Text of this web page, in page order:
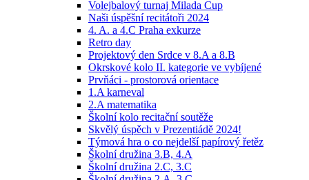
Volejbalový turnaj Milada Cup
Naši úspěšní recitátoři 2024
4. A. a 4.C Praha exkurze
Retro day
Projektový den Srdce v 8.A a 8.B
Okrskové kolo II. kategorie ve vybíjené
Prvňáci - prostorová orientace
1.A karneval
2.A matematika
Školní kolo recitační soutěže
Skvělý úspěch v Prezentiádě 2024!
Týmová hra o co nejdelší papírový řetěz
Školní družina 3.B, 4.A
Školní družina 2.C, 3.C